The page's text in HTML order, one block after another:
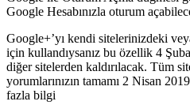
Google Hesabınızla oturum
Google+’yı kendi sitelerinizdeki
için kullandıysanız bu özellik 4
diğer sitelerden kaldırılacak. Tüm
yorumlarınızın tamamı 2 Nisan
fazla bilgi